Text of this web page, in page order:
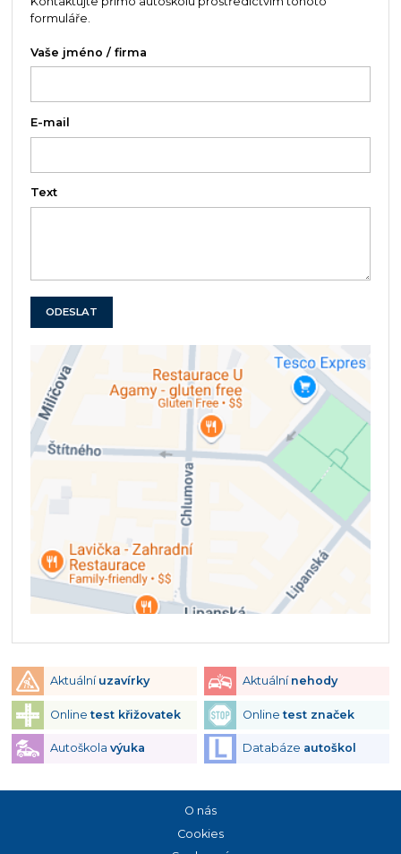
formuláře.
Vaše jméno / firma
E-mail
Text
ODESLAT
Aktuální uzavírky Aktuální nehody
Onlinetest křižovatek Onlinetest značek
Autoškola výuka Databáze autoškol
O nás
Cookies